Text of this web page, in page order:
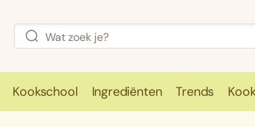
Kookschool Ingrediënten Trends